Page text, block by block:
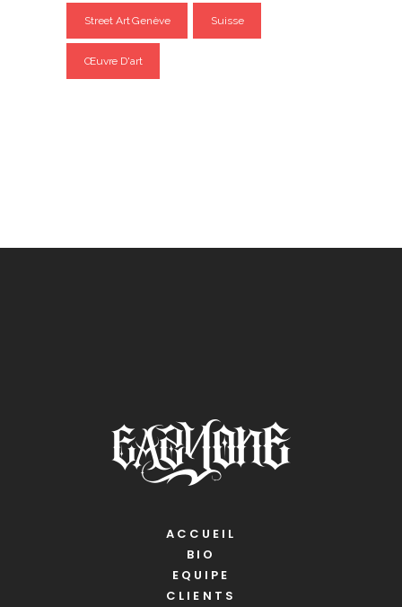
Street Art Genève Suisse
Œuvre D'art
ACCUEIL
BIO
EQUIPE
CLIENTS